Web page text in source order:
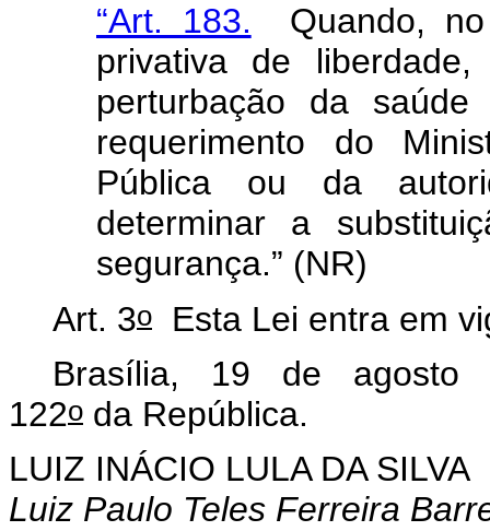
“Art. 183. Quando, no
privativa de
perturbação da
requerimento do
Pública ou da
determinar a
segurança.” (NR)
Art. 3o Esta Lei entra em
Brasília, 19 de agosto
122o da República.
LUIZ INÁCIO LULA DA SILVA
Luiz Paulo Teles Ferreira